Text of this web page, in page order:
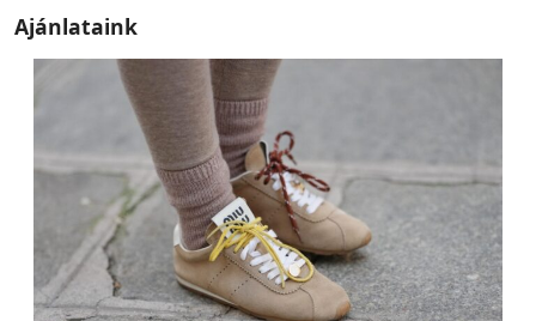
Ajánlataink